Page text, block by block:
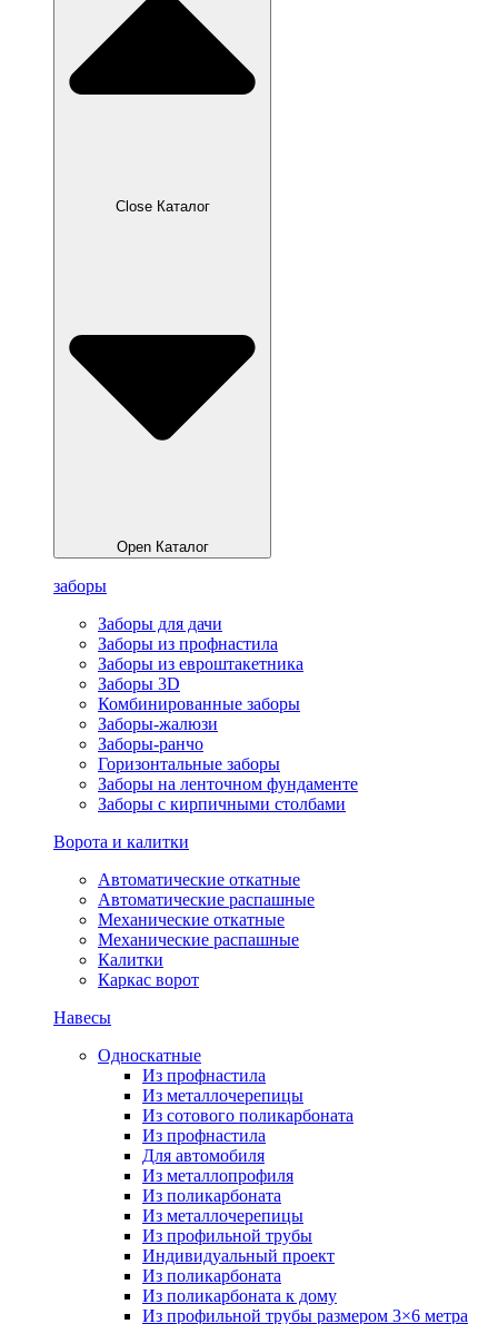
Close Каталог
Open Каталог
заборы
Заборы для дачи
Заборы из профнастила
Заборы из евроштакетника
Заборы 3D
Комбинированные заборы
Заборы-жалюзи
Заборы-ранчо
Горизонтальные заборы
Заборы на ленточном фундаменте
Заборы с кирпичными столбами
Ворота и калитки
Автоматические откатные
Автоматические распашные
Механические откатные
Механические распашные
Калитки
Каркас ворот
Навесы
Односкатные
Из профнастила
Из металлочерепицы
Из сотового поликарбоната
Из профнастила
Для автомобиля
Из металлопрофиля
Из поликарбоната
Из металлочерепицы
Из профильной трубы
Индивидуальный проект
Из поликарбоната
Из поликарбоната к дому
Из профильной трубы размером 3×6 метра